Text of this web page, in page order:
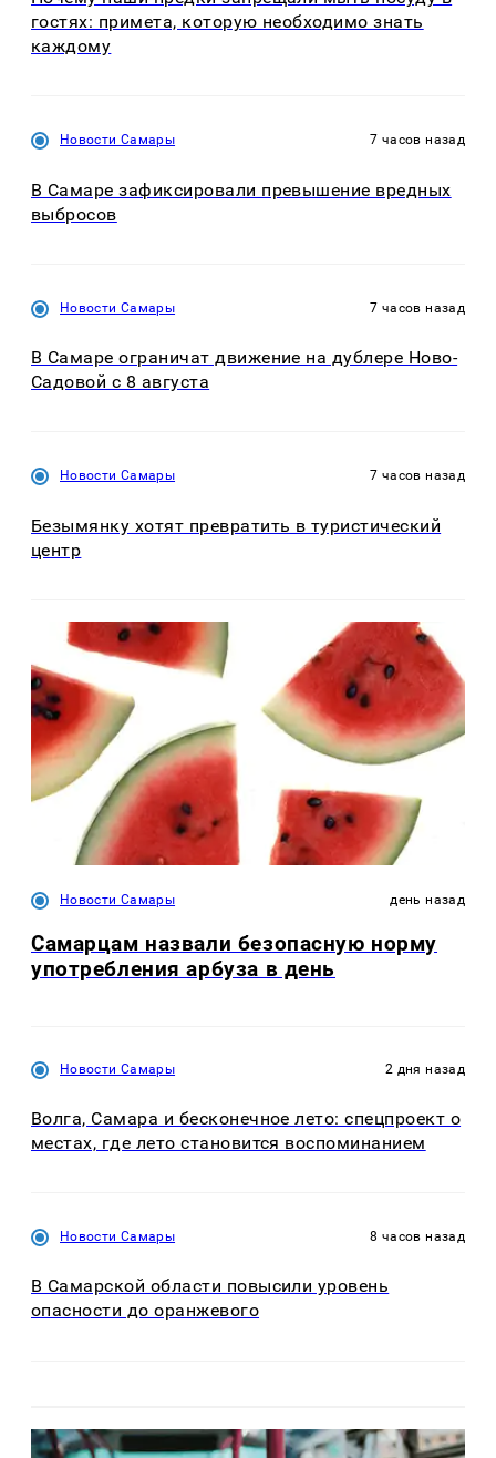
гостях: примета, которую необходимо знать
каждому
Новости Самары 7 часов назад
В Самаре зафиксировали превышение вредных
выбросов
Новости Самары 7 часов назад
В Самаре ограничат движение на дублере Ново-
Садовой с 8 августа
Новости Самары 7 часов назад
Безымянку хотят превратить в туристический
центр
Новости Самары день назад
Самарцам назвали безопасную норму
употребления арбуза в день
Новости Самары 2 дня назад
Волга, Самара и бесконечное лето: спецпроект о
местах, где лето становится воспоминанием
Новости Самары 8 часов назад
В Самарской области повысили уровень
опасности до оранжевого